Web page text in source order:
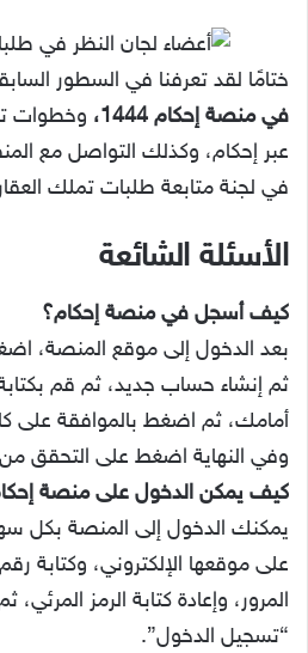
ختامًا لقد تعرفنا في السطور
في منصة إحكام 1444،
وخطوات
عبر إحكام، وكذلك التواصل مع
في لجنة متابعة طلبات تملك
الأسئلة الشائعة
كيف أسجل في منصة إحكام؟
بعد الدخول إلى موقع المنصة،
ثم إنشاء حساب جديد، ثم قم بكتابة
أمامك، ثم اضغط بالموافقة على
وفي النهاية اضغط على التحقق من
كيف يمكن الدخول على منصة
يمكنك الدخول إلى المنصة بكل
على موقعها الإلكتروني، وكتابة
المرور، وإعادة كتابة الرمز
“تسجيل الدخول”.